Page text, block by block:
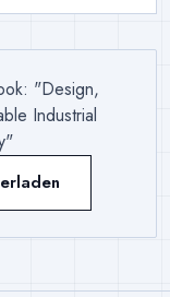
"Design,
Industrial